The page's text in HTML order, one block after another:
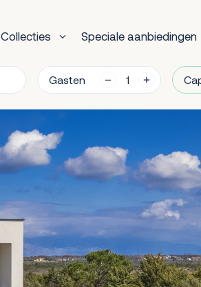
Collecties Speciale aanbiedingen
Gasten